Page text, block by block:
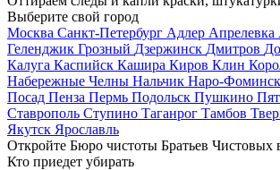
Выберите свой город
Москва Санкт-Петербург Адлер Апрелевка
Геленджик Грозный Дзержинск Дмитров
Калуга Каспийск Кашира Киров Клин
Набережные Челны Нальчик Наро-Фоминск
Посад Пенза Пермь Подольск Пушкино
Ставрополь Ступино Таганрог Тамбов
Якутск Ярославль
Откройте Бюро чистоты Братьев Чистовых
Кто приедет убирать